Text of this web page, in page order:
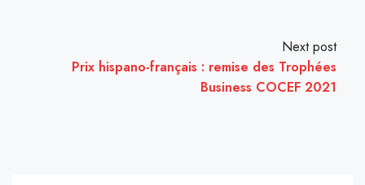
Next post
Prix hispano-français : remise des Trophées
Business COCEF 2021